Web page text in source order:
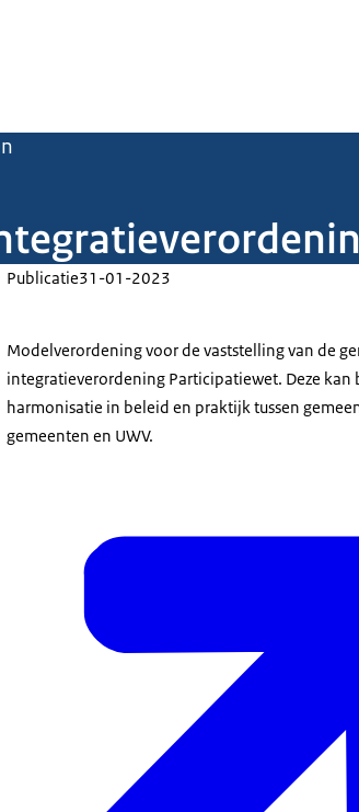
Publicatie31-01-2023
Modelverordening voor de vaststelling van de
integratieverordening Participatiewet. Deze kan
harmonisatie in beleid en praktijk tussen
gemeenten en UWV.